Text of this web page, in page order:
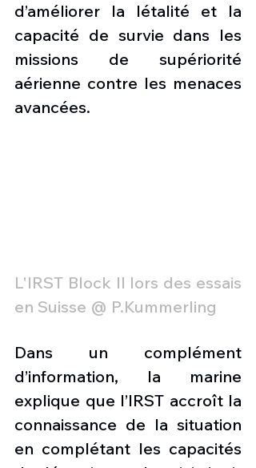
d’améliorer la létalité et la
capacité de survie dans les
missions de supériorité
aérienne contre les menaces
avancées.
L'IRST Block II lors des essais
en Suisse @ P.Kummerling
Dans un complément
d’information, la marine
explique que l’IRST accroît la
connaissance de la situation
en complétant les capacités